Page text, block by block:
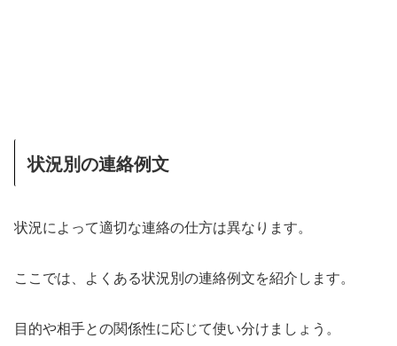
状況別の連絡例文
状況によって適切な連絡の仕方は異なります。
ここでは、よくある状況別の連絡例文を紹介します。
目的や相手との関係性に応じて使い分けましょう。